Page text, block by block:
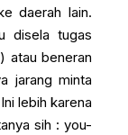
daerah lain.
disela tugas
atau beneran
jarang minta
lebih karena
sih : you-